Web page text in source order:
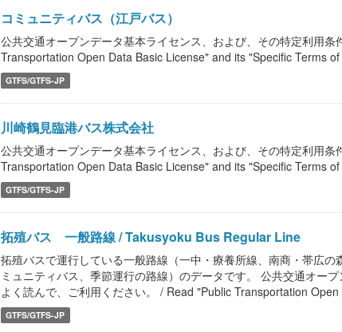
コミュニティバス（江戸バス）
公共交通オープンデータ基本ライセンス、および、その特定利用
Transportation Open Data Basic License" and its "Specific Terms
GTFS/GTFS-JP
川崎鶴見臨港バス株式会社
公共交通オープンデータ基本ライセンス、および、その特定利用
Transportation Open Data Basic License" and its "Specific Terms
GTFS/GTFS-JP
拓殖バス 一般路線 / Takusyoku Bus Regular Line
拓殖バスで運行している一般路線（一中・療養所線、南商・帯広
ミュニティバス、季節運行の路線）のデータです。 公共交通オー
よく読んで、ご利用ください。 / Read "Public Transportation
GTFS/GTFS-JP